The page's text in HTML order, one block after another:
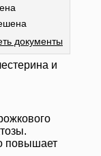
документы
и
повышает